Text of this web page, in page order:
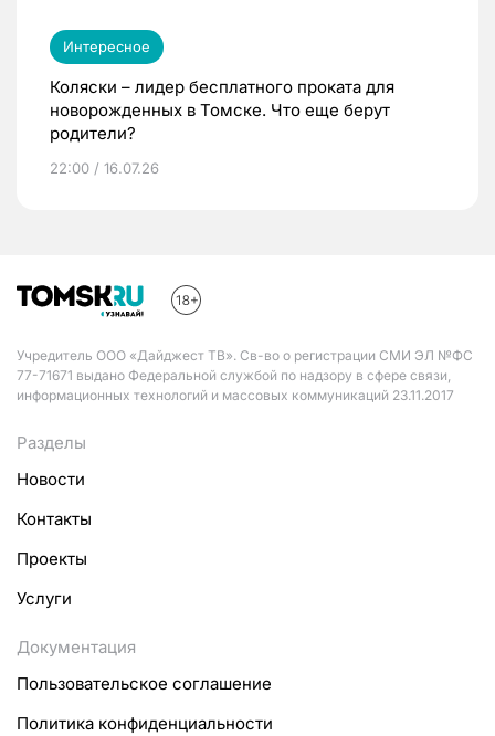
Интересное
Коляски – лидер бесплатного проката для
новорожденных в Томске. Что еще берут
родители?
22:00 / 16.07.26
Учредитель ООО «Дайджест ТВ». Св-во о регистрации СМИ ЭЛ №ФС
77-71671 выдано Федеральной службой по надзору в сфере связи,
информационных технологий и массовых коммуникаций 23.11.2017
Разделы
Новости
Контакты
Проекты
Услуги
Документация
Пользовательское соглашение
Политика конфиденциальности